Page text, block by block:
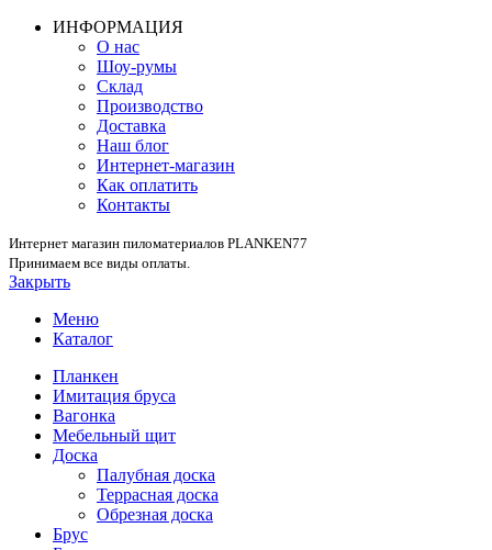
ИНФОРМАЦИЯ
О нас
Шоу-румы
Склад
Производство
Доставка
Наш блог
Интернет-магазин
Как оплатить
Контакты
Интернет магазин пиломатериалов PLANKEN77
Принимаем все виды оплаты.
Закрыть
Меню
Каталог
Планкен
Имитация бруса
Вагонка
Мебельный щит
Доска
Палубная доска
Террасная доска
Обрезная доска
Брус